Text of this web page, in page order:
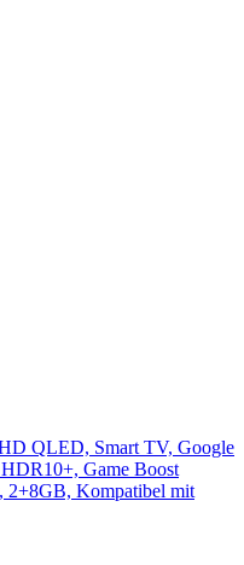
QLED, Smart TV, Google
Game Boost
2+8GB, Kompatibel mit